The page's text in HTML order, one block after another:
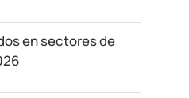
en sectores de